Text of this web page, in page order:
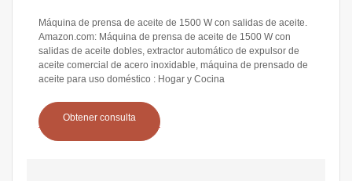
Máquina de prensa de aceite de 1500 W con salidas de aceite.
Amazon.com: Máquina de prensa de aceite de 1500 W con
salidas de aceite dobles, extractor automático de expulsor de
aceite comercial de acero inoxidable, máquina de prensado de
aceite para uso doméstico : Hogar y Cocina
Obtener consulta